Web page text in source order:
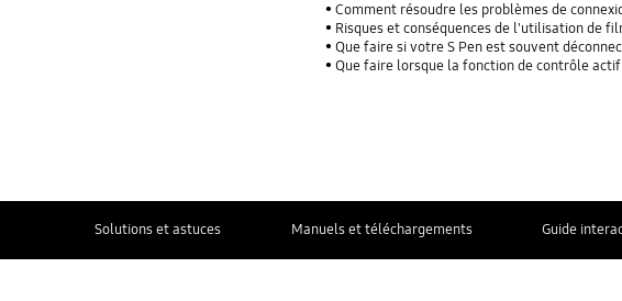
Comment résoudre les problèmes de
Risques et conséquences de l'utilisation de films
Que faire si votre S Pen est souvent
Que faire lorsque la fonction de contrôle actif
Solutions et astuces Manuels et téléchargements Guide